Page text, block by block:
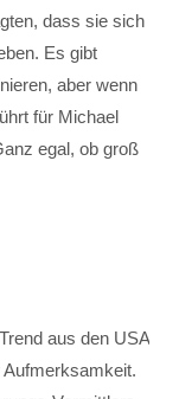
dass sie sich
Es gibt
aber wenn
für Michael
egal, ob groß
aus den USA